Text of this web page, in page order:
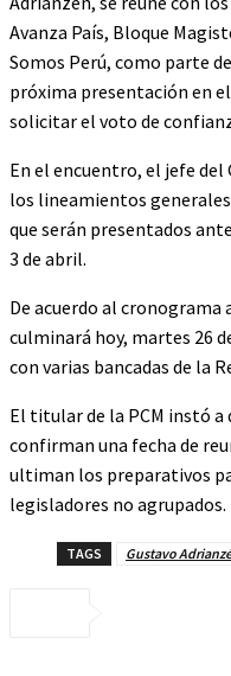
Avanza País, Bloque
Somos Perú, como parte
próxima presentación en
solicitar el voto de
En el encuentro, el jefe
los lineamientos
que serán presentados
3 de abril.
De acuerdo al cronograma
culminará hoy, martes 26
con varias bancadas de la
El titular de la PCM instó a
confirman una fecha de
ultiman los preparativos
legisladores no agrupados.
TAGS Gustavo